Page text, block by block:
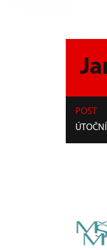
POST